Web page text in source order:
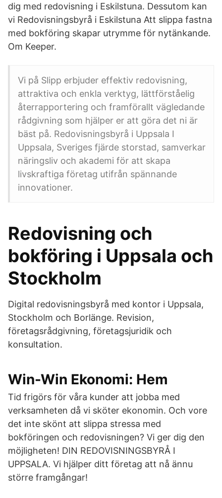
dig med redovisning i Eskilstuna. Dessutom kan
vi Redovisningsbyrå i Eskilstuna Att slippa fastna
med bokföring skapar utrymme för nytänkande.
Om Keeper.
Vi på Slipp erbjuder effektiv redovisning,
attraktiva och enkla verktyg, lättförståelig
återrapportering och framförallt vägledande
rådgivning som hjälper er att göra det ni är
bäst på. Redovisningsbyrå i Uppsala I
Uppsala, Sveriges fjärde storstad, samverkar
näringsliv och akademi för att skapa
livskraftiga företag utifrån spännande
innovationer.
Redovisning och
bokföring i Uppsala och
Stockholm
Digital redovisningsbyrå med kontor i Uppsala,
Stockholm och Borlänge. Revision,
företagsrådgivning, företagsjuridik och
konsultation.
Win-Win Ekonomi: Hem
Tid frigörs för våra kunder att jobba med
verksamheten då vi sköter ekonomin. Och vore
det inte skönt att slippa stressa med
bokföringen och redovisningen? Vi ger dig den
möjligheten! DIN REDOVISNINGSBYRÅ I
UPPSALA. Vi hjälper ditt företag att nå ännu
större framgångar!